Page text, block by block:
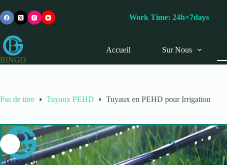
au
contenu
Work Time: 24h×7days
BINGO
Accueil Sur Nous
Pas de titre Tuyaux PEHD Tuyaux en PEHD pour Irrigation